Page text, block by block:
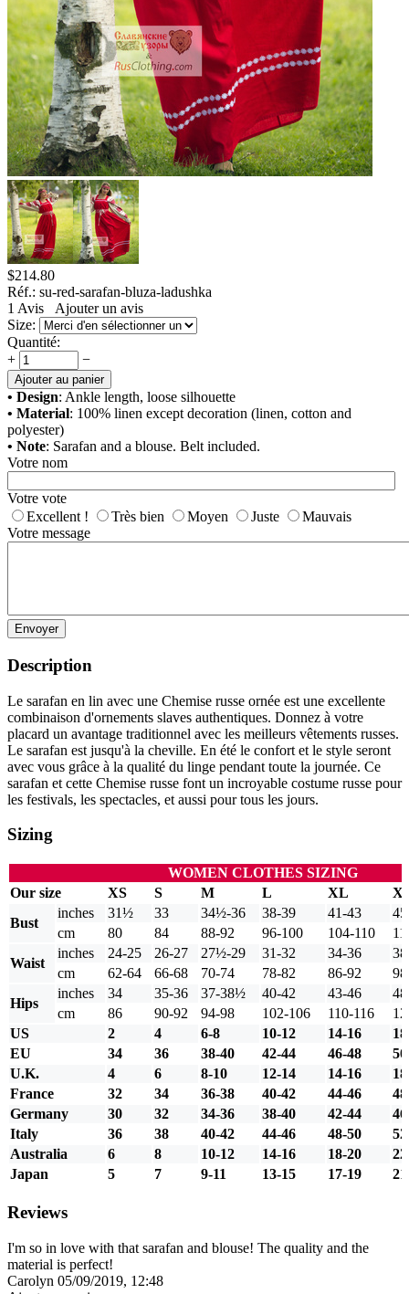
$214.80
Réf.: su-red-sarafan-bluza-ladushka
1 Avis
Ajouter un avis
Size:
Quantité:
+
−
Ajouter au panier
• Design: Ankle length, loose silhouette
• Material: 100% linen except decoration (linen, cotton and
polyester)
• Note: Sarafan and a blouse. Belt included.
Votre nom
Votre vote
Excellent !
Très bien Moyen Juste
Mauvais
Votre message
Envoyer
Description
Le sarafan en lin avec une Chemise russe ornée est une excellente
combinaison d'ornements slaves authentiques. Donnez à votre
placard un avantage traditionnel avec les meilleurs vêtements russes.
Le sarafan est jusqu'à la cheville. En été le confort et le style seront
avec vous grâce à la qualité du linge pendant toute la journée. Ce
sarafan et cette Chemise russe font un incroyable costume russe pour
les festivals, les spectacles, et aussi pour tous les jours.
Sizing
WOMEN CLOTHES SIZING
Our size
XS S M L XL
Bust
inches 31½ 33 34½-36 38-39 41-43
cm
80 84 88-92 96-100 104-110
Waist
inches 24-25 26-27 27½-29 31-32 34-36
cm
62-64 66-68 70-74 78-82 86-92
Hips
inches 34 35-36 37-38½ 40-42 43-46
cm
86 90-92 94-98 102-106 110-116
US
2 4 6-8 10-12 14-16
EU
34 36 38-40 42-44 46-48
U.K.
4 6 8-10 12-14 14-16
France
32 34 36-38 40-42 44-46
Germany
30 32 34-36 38-40 42-44
Italy
36 38 40-42 44-46 48-50
Australia
6 8 10-12 14-16 18-20
Japan
5 7 9-11 13-15 17-19
Reviews
I'm so in love with that sarafan and blouse! The quality and the
material is perfect!
Carolyn 05/09/2019, 12:48